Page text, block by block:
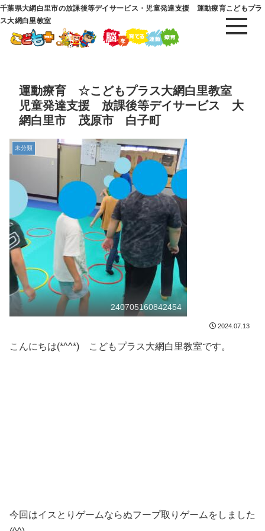
千葉県大網白里市の放課後等デイサービス・児童発達支援 運動療育こどもプラ
ス大網白里教室
運動療育 ☆こどもプラス大網白里教室
児童発達支援 放課後等デイサービス 大
網白里市 茂原市 白子町
未分類
240705160842454
2024.07.13
こんにちは(*^^*) こどもプラス大網白里教室です。
今回はイスとりゲームならぬフープ取りゲームをしました